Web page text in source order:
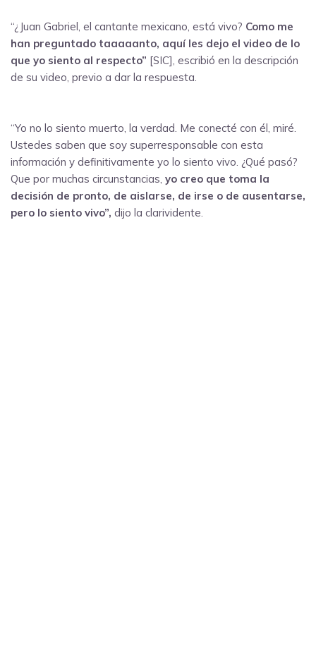
“¿Juan Gabriel, el cantante mexicano, está vivo? Como me
han preguntado taaaaanto, aquí les dejo el video de lo
que yo siento al respecto” [SIC], escribió en la descripción
de su video, previo a dar la respuesta.
“Yo no lo siento muerto, la verdad. Me conecté con él, miré.
Ustedes saben que soy superresponsable con esta
información y definitivamente yo lo siento vivo. ¿Qué pasó?
Que por muchas circunstancias, yo creo que toma la
decisión de pronto, de aislarse, de irse o de ausentarse,
pero lo siento vivo”, dijo la clarividente.